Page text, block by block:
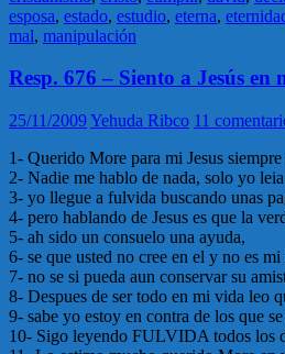
esposa, estado, estudio, eterna,
mal, manipulación
Resp. 676 – Siento a Jesús
25/11/2009Yehuda Ribco 11
1- Querido More para mi Jesus
2- Nadie me hablo de nada, solo yo
3- yo llegue a fulvida buscando unas
4- pero hablando de Jesus es que la
5- ah sido un consuelo una ayuda,
6- se que usted no cree en el y no es
7- no se si pueda aun conservar su
8- Despues de ser todo en mi vida leo
9- sabe yo estoy en contra de los que
10- Sigo leyendo FULVIDA todos los